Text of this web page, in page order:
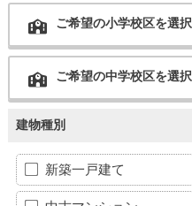
ご希望の小学校区を選
ご希望の中学校区を選
建物種別
新築一戸建て